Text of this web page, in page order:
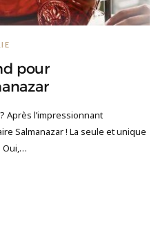
pour
Après l’impressionnant
Salmanazar ! La seule et unique
Oui,…